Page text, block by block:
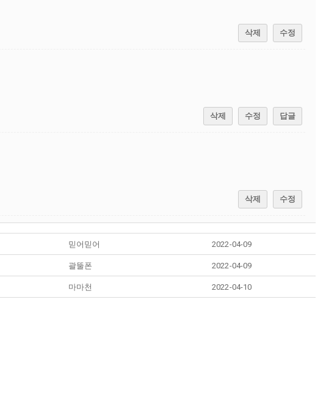
삭제 수정
삭제 수정 답글
삭제 수정
믿어믿어 2022-04-09
괄뚤폰 2022-04-09
마마천 2022-04-10